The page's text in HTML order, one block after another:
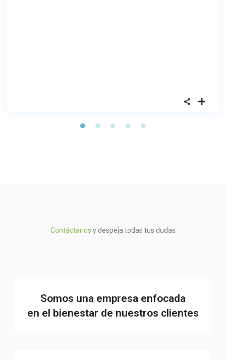
Contáctanos y despeja todas tus dudas
Somos una empresa enfocada
en el bienestar de nuestros clientes